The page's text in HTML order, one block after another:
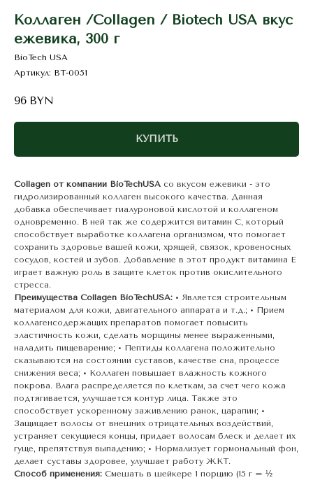
Коллаген /Collagen / Biotech USA вкус
ежевика, 300 г
BioTech USA
Артикул: BT-0051
96 BYN
КУПИТЬ
Collagen от компании BioTechUSA со вкусом ежевики - это
гидролизированный коллаген высокого качества. Данная
добавка обеспечивает гиалуроновой кислотой и коллагеном
одновременно. В ней так же содержится витамин С, который
способствует выработке коллагена организмом, что помогает
сохранить здоровье вашей кожи, хрящей, связок, кровеносных
сосудов, костей и зубов. Добавление в этот продукт витамина Е
играет важную роль в защите клеток против окислительного
стресса.
Преимущества Collagen BioTechUSA: • Является строительным
материалом для кожи, двигательного аппарата и т.д.; • Прием
коллагенсодержащих препаратов помогает повысить
эластичность кожи, сделать морщины менее выраженными,
наладить пищеварение; • Пептиды коллагена положительно
сказываются на состоянии суставов, качестве сна, процессе
снижения веса; • Коллаген повышает влажность кожного
покрова. Влага распределяется по клеткам, за счет чего кожа
подтягивается, улучшается контур лица. Также это
способствует ускоренному заживлению ранок, царапин; •
Защищает волосы от внешних отрицательных воздействий,
устраняет секущиеся концы, придает волосам блеск и делает их
гуще, препятствуя выпадению; • Нормализует гормональный фон,
делает суставы здоровее, улучшает работу ЖКТ.
Способ применения: Смешать в шейкере 1 порцию (15 г = ½